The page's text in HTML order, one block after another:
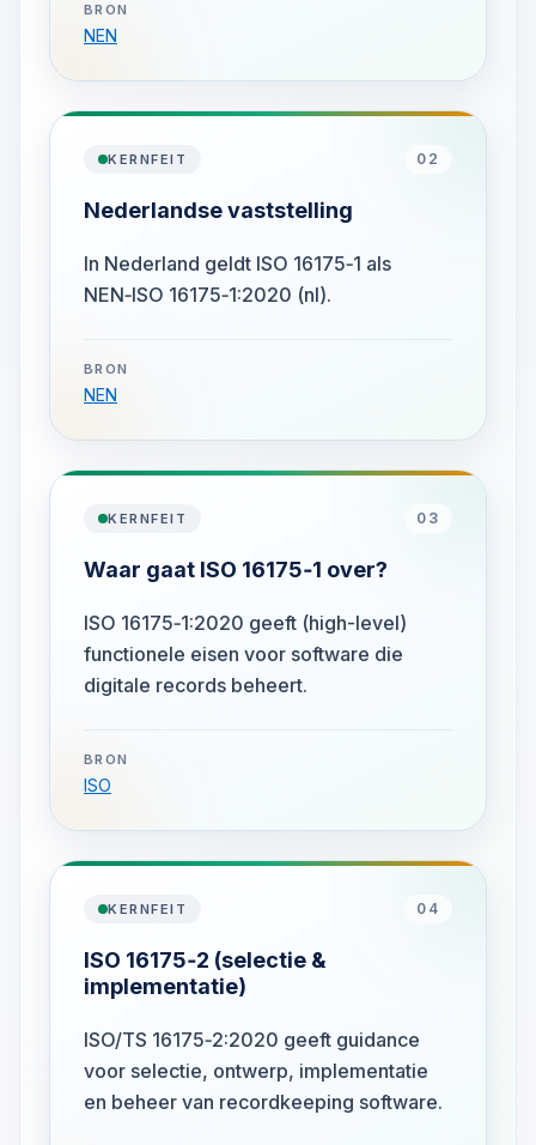
BRON
NEN
KERNFEIT 02
Nederlandse vaststelling
In Nederland geldt ISO 16175‑1 als
NEN‑ISO 16175‑1:2020 (nl).
BRON
NEN
KERNFEIT 03
Waar gaat ISO 16175‑1 over?
ISO 16175‑1:2020 geeft (high-level)
functionele eisen voor software die
digitale records beheert.
BRON
ISO
KERNFEIT 04
ISO 16175‑2 (selectie &
implementatie)
ISO/TS 16175‑2:2020 geeft guidance
voor selectie, ontwerp, implementatie
en beheer van recordkeeping software.